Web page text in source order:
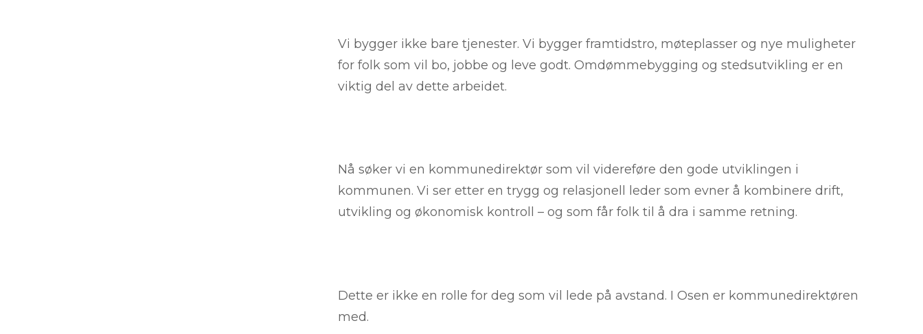
Vi bygger ikke bare tjenester. Vi bygger framtidstro, møteplasser og nye muligheter
for folk som vil bo, jobbe og leve godt. Omdømmebygging og stedsutvikling er en
viktig del av dette arbeidet.
Nå søker vi en kommunedirektør som vil videreføre den gode utviklingen i
kommunen. Vi ser etter en trygg og relasjonell leder som evner å kombinere drift,
utvikling og økonomisk kontroll – og som får folk til å dra i samme retning.
Dette er ikke en rolle for deg som vil lede på avstand. I Osen er kommunedirektøren
med.